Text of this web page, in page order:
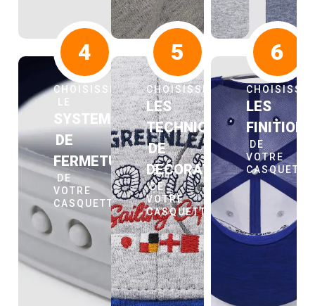
4
CHOISISSEZ
LE
SYSTEME
DE
FERMETURE
DE
VOTRE
CASQUETTE
5
CHOISISSEZ
LES
TECHNIQUES
DE
DECORATION
DE
VOTRE
CASQUETTE
6
LES
DE
VOTRE